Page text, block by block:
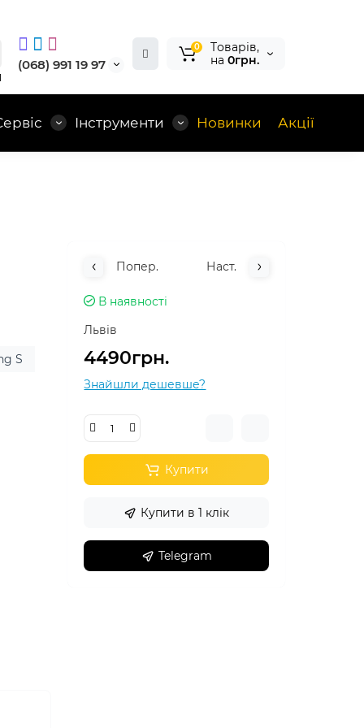
(068) 991 19 97
0
Tоварів,
на 0грн.
Інструменти Новинки Акції
S
Попер. Наст.
В наявності
Львів
4490грн.
Знайшли дешевше?
Купити
Купити в 1 клік
Telegram